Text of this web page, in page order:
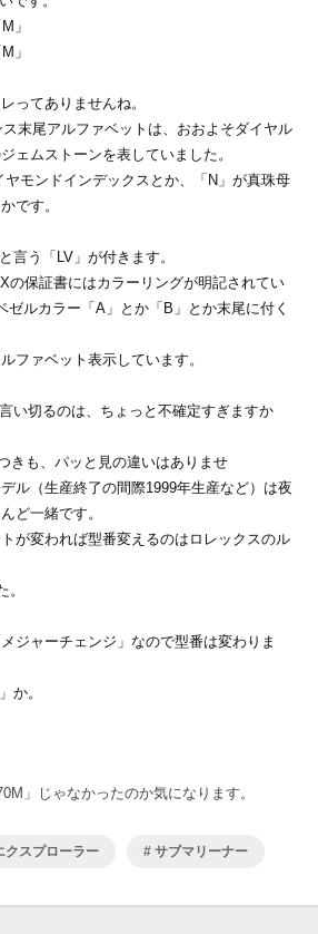
」
」
ってありませんね。
末尾アルファベットは、おおよそダイヤル
ェムストーンを表していました。
ヤモンドインデックスとか、「N」が真珠母
です。
言う「LV」が付きます。
の保証書にはカラーリングが明記されてい
ゼルカラー「A」とか「B」とか末尾に付く
ファベット表示しています。
い切るのは、ちょっと不確定すぎますか
きも、パッと見の違いはありませ
ル（生産終了の間際1999年生産など）は夜
ど一緒です。
が変われば型番変えるのはロレックスのル
ジャーチェンジ」なので型番は変わりま
か。
」じゃなかったのか気になります。
クスプローラー サブマリーナー